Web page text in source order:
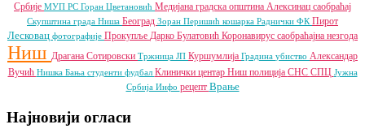
Србије МУП РС Горан Цветановић Медијана градска општина Алексинац саобраћај
Скупштина града Ниша Београд Зоран Перишић кошарка Раднички ФКПирот
Лесковац фотографије Прокупље Дарко Булатовић Коронавирус саобраћајна незгода
Ниш Драгана Сотировски Тржница ЈП Куршумлија Градина убиство Александар
Вучић Нишка Бања студенти фудбал Клинички центар Ниш полиција СНС СПЦ Јужна
Србија Инфо рецепт Врање
Најновији огласи